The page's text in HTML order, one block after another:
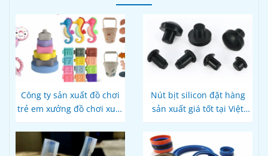
Công ty sản xuất đồ chơi
trẻ em xưởng đồ chơi xuất
Nút bịt silicon đặt hàng
sản xuất giá tốt tại Việt